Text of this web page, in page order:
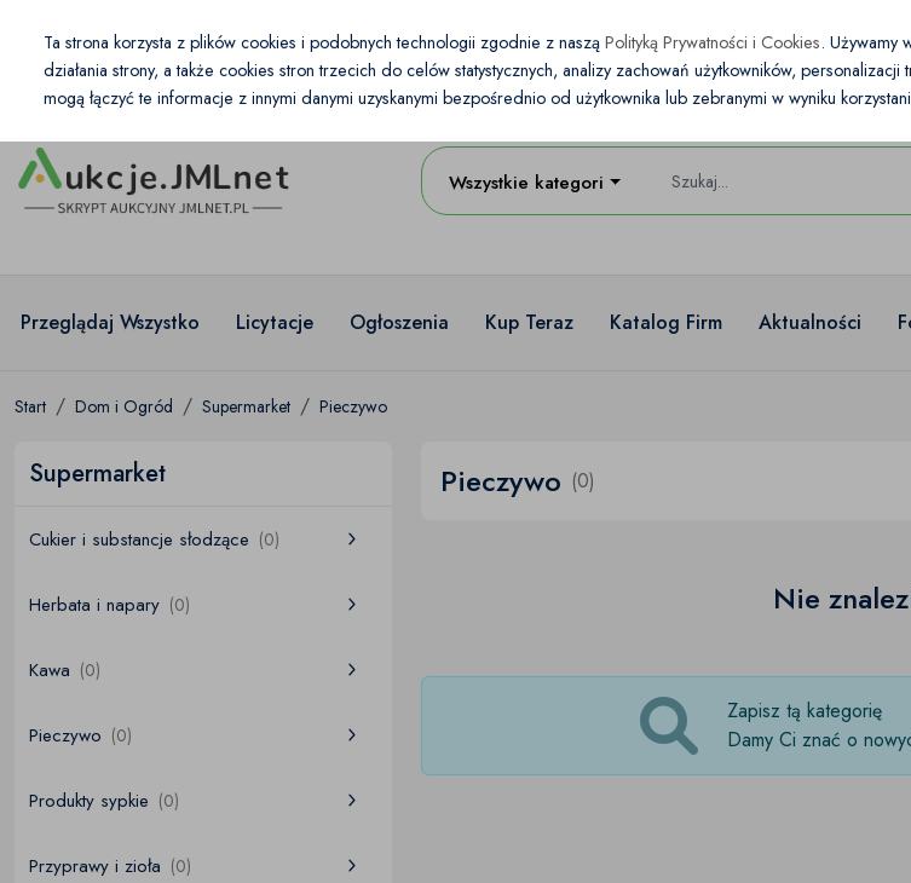
PL PLN
Wszystkie kategorie
Przeglądaj Wszystko Licytacje Ogłoszenia Kup Teraz Katalog Firm Aktualności
Start Dom i Ogród Supermarket Pieczywo
Supermarket
Cukier i substancje słodzące (0)
Herbata i napary (0)
Kawa (0)
Pieczywo (0)
Produkty sypkie (0)
Przyprawy i zioła (0)
Pieczywo (0)
Nie
Zapisz tą kategorię
Damy Ci znać o
Ta strona korzysta z plików cookies i podobnych technologii zgodnie z naszą Polityką Prywatności i Cookies. Używamy
działania strony, a także cookies stron trzecich do celów statystycznych, analizy zachowań użytkowników,
mogą łączyć te informacje z innymi danymi uzyskanymi bezpośrednio od użytkownika lub zebranymi w wyniku